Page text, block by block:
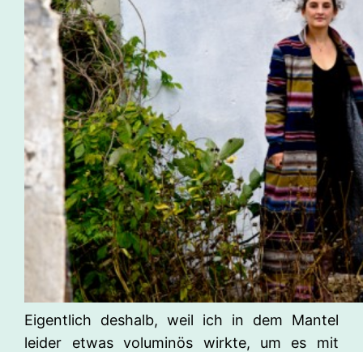
Eigentlich deshalb, weil ich in dem Mantel
leider etwas voluminös wirkte, um es mit